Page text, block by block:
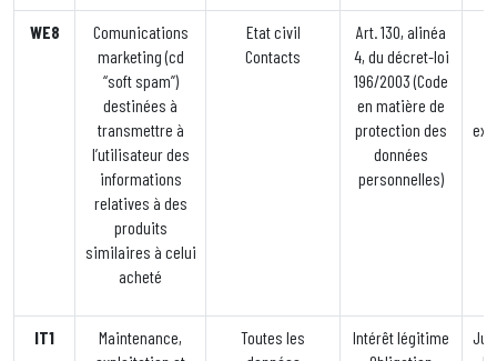
WE8
Comunications
marketing (cd
“soft spam”)
destinées à
transmettre à
l’utilisateur des
informations
relatives à des
produits
similaires à celui
acheté
Etat civil
Contacts
Art. 130, alinéa
4, du décret-loi
196/2003 (Code
en matière de
protection des
données
personnelles)
IT1
Maintenance,
Toutes les
Intérêt légitime